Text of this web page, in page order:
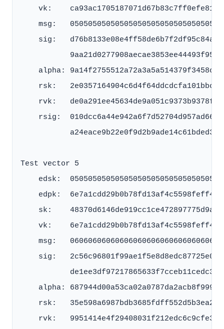
vk:
msg:
sig:
alpha:
rsk:
rvk:
rsig:
Test vector 5
edsk:
edpk:
sk:
vk:
msg:
sig:
alpha:
rsk:
rvk: